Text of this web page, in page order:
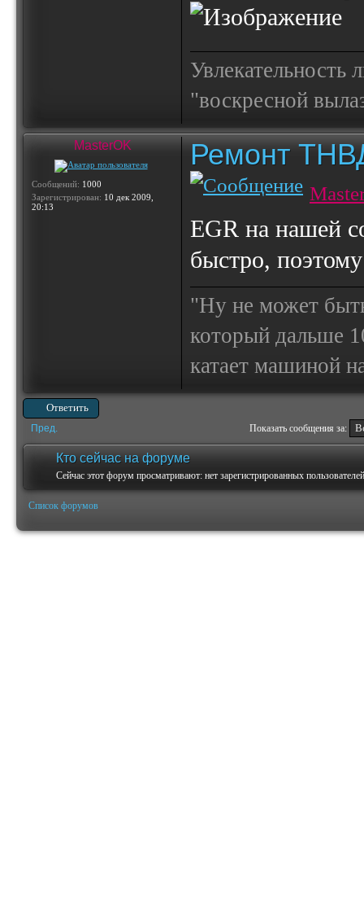
Увлекательность
"воскресной
MasterOK
Сообщений: 1000
Зарегистрирован: 10 дек 2009,
20:13
Ремонт
EGR на нашей
быстро,
"Ну не может
который дальше
катает машиной
Ответить
Пред. Показать сообщения за:
Кто сейчас на форуме
Сейчас этот форум просматривают: нет зарегистрированных
Список форумов